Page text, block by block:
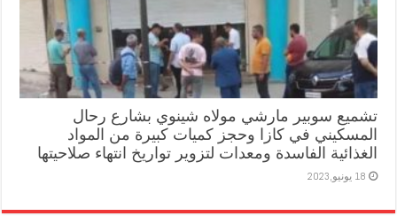
تشميع سوبير مارشي مولاه شينوي بشارع رحال
المسكيني في كازا وحجز كميات كبيرة من المواد
الغذائية الفاسدة ومعدات لتزوير تواريخ انتهاء صلاحيتها
18 يونيو,2023